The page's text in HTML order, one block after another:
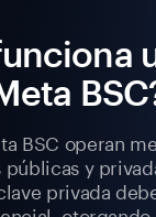
BSC operan
y
privada